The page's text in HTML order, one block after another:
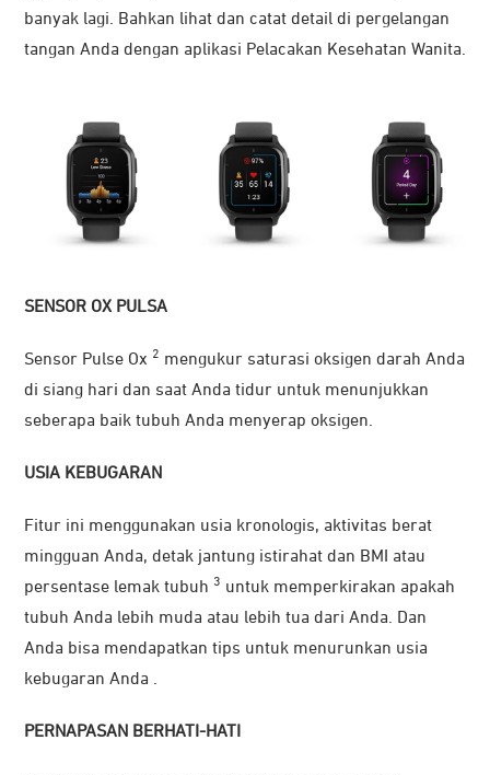
banyak lagi. Bahkan lihat dan catat detail di pergelangan
tangan Anda dengan aplikasi Pelacakan Kesehatan Wanita.
SENSOR OX PULSA
Sensor Pulse Ox 2 mengukur saturasi oksigen darah Anda
di siang hari dan saat Anda tidur untuk menunjukkan
seberapa baik tubuh Anda menyerap oksigen.
USIA KEBUGARAN
Fitur ini menggunakan usia kronologis, aktivitas berat
mingguan Anda, detak jantung istirahat dan BMI atau
persentase lemak tubuh 3 untuk memperkirakan apakah
tubuh Anda lebih muda atau lebih tua dari Anda. Dan
Anda bisa mendapatkan tips untuk menurunkan usia
kebugaran Anda .
PERNAPASAN BERHATI-HATI